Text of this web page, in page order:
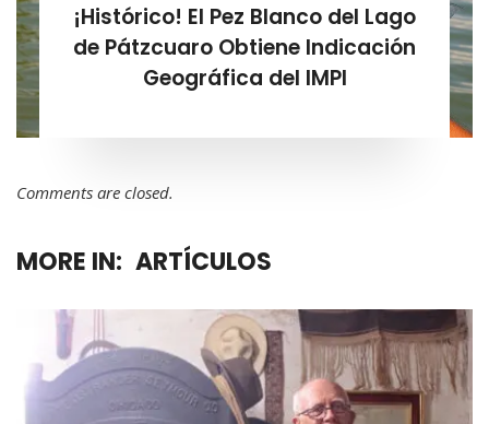
¡Histórico! El Pez Blanco del Lago
de Pátzcuaro Obtiene Indicación
Geográfica del IMPI
Comments are closed.
MORE IN: ARTÍCULOS